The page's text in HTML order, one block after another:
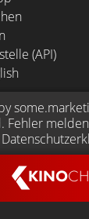
KINO
(API)
Fehler melden